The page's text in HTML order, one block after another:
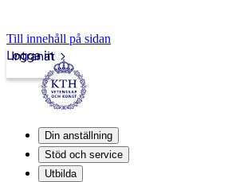
Till innehåll på sidan
Intranät
Logga in
Din anställning
Stöd och service
Utbilda